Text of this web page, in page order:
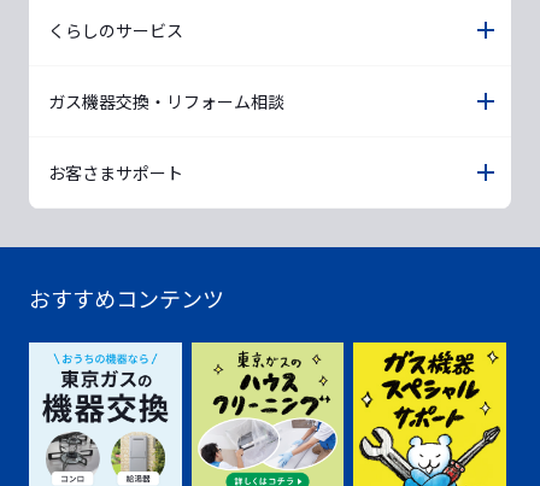
くらしのサービス
ガス機器交換・リフォーム相談
お客さまサポート
おすすめコンテンツ